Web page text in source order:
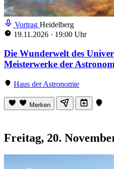
Vortrag Heidelberg
19.11.2026 · 19:00 Uhr
Die Wunderwelt des
Meisterwerke der
Haus der Astronomie
Merken
Freitag, 20.